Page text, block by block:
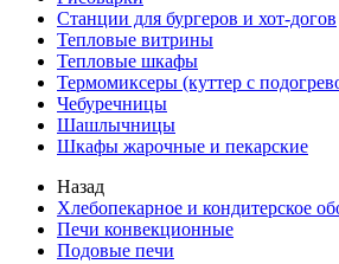
Станции для бургеров и хот-догов
Тепловые витрины
Тепловые шкафы
Термомиксеры (куттер с
Чебуречницы
Шашлычницы
Шкафы жарочные и пекарские
Назад
Хлебопекарное и кондитерское
Печи конвекционные
Подовые печи